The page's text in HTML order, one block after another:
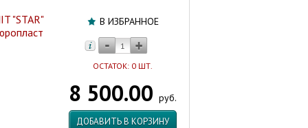
В ИЗБРАННОЕ
ОСТАТОК: 0 ШТ.
8 500.00 руб.
ДОБАВИТЬ В КОРЗИНУ
"STAR"